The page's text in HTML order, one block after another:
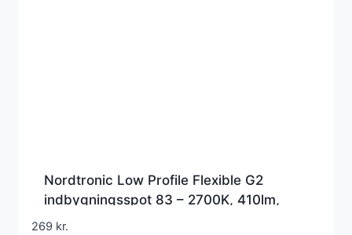
Nordtronic Low Profile Flexible G2
indbygningsspot 83 – 2700K, 410lm,
inkl. driver, Hvid (mat) / Inden- og
269 kr.